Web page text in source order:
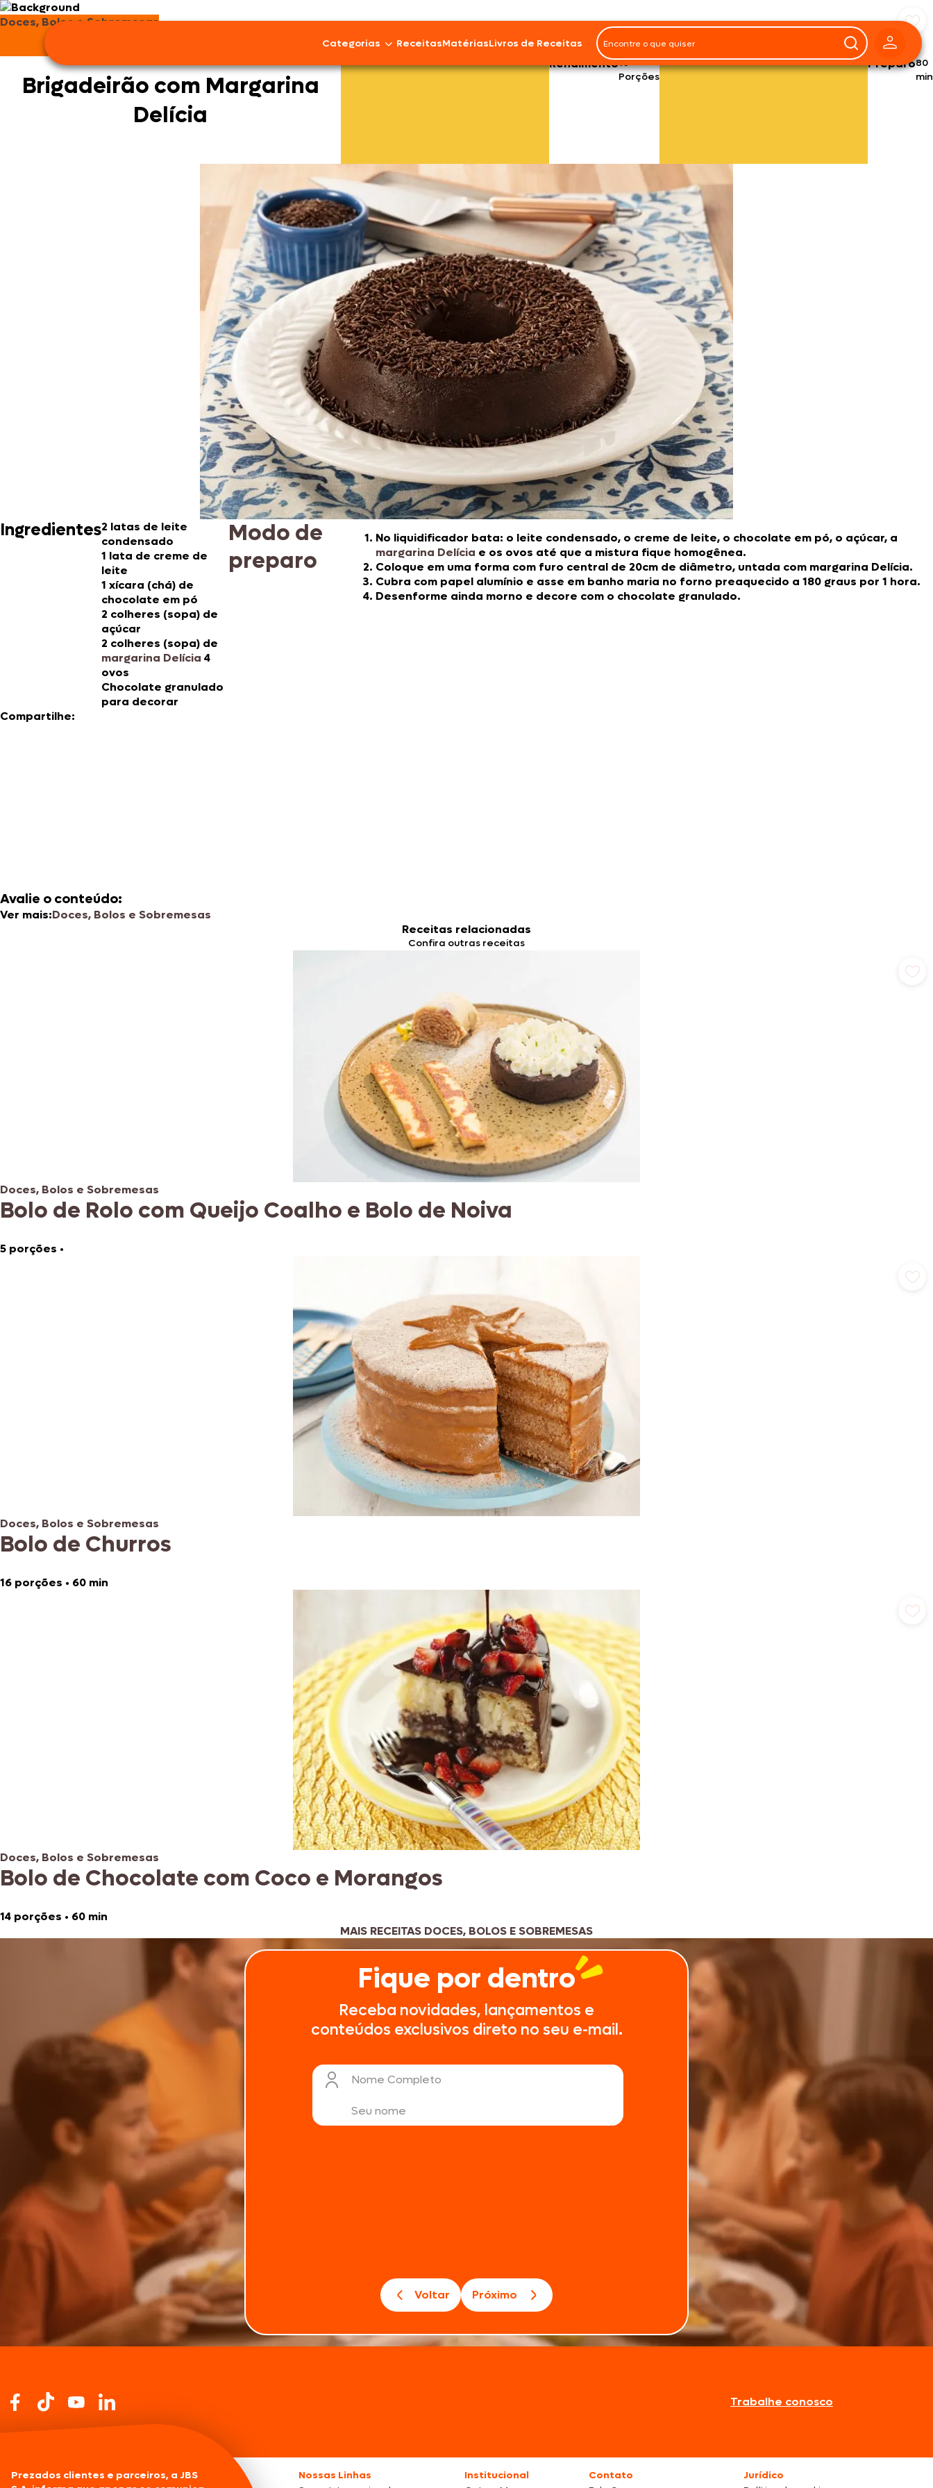
Categorias
Aves
Frios e Embutidos
Peixes e Frutos do Mar
100% Vegetal
Doces, Bolos e Sobremesas
Pães e Massas
Bebidas
Entrevistas
ReceitasMatériasLivros de Receitas
Doces, Bolos e Sobremesas
Brigadeirão com Margarina
Delícia
Rendimento10
Porções
Preparo80
min
Ingredientes2 latas de leite
condensado
1 lata de creme de
leite
1 xícara (chá) de
chocolate em pó
2 colheres (sopa) de
açúcar
2 colheres (sopa) de
margarina Delícia 4
ovos
Chocolate granulado
para decorar
Modo de
preparo
No liquidificador bata: o leite condensado, o creme de leite, o chocolate em pó, o açúcar, a
margarina Delícia e os ovos até que a mistura fique homogênea.
Coloque em uma forma com furo central de 20cm de diâmetro, untada com margarina Delícia.
Cubra com papel alumínio e asse em banho maria no forno preaquecido a 180 graus por 1 hora.
Desenforme ainda morno e decore com o chocolate granulado.
Compartilhe:
Avalie o conteúdo:
Ver mais:Doces, Bolos e Sobremesas
Receitas relacionadas
Confira outras receitas
Doces, Bolos e Sobremesas
Bolo de Rolo com Queijo Coalho e Bolo de Noiva
5 porções •
Doces, Bolos e Sobremesas
Bolo de Churros
16 porções • 60 min
Doces, Bolos e Sobremesas
Bolo de Chocolate com Coco e Morangos
14 porções • 60 min
MAIS RECEITAS DOCES, BOLOS E SOBREMESAS
Fique por dentro
Receba novidades, lançamentos e
conteúdos exclusivos direto no seu e-mail.
Nome Completo Telefone
Voltar Próximo
Trabalhe conosco
Prezados clientes e parceiros, a JBS
Nossas Linhas
Institucional
Contato
Jurídico